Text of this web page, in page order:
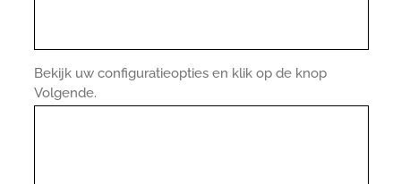
Bekijk uw configuratieopties en klik op de knop
Volgende.